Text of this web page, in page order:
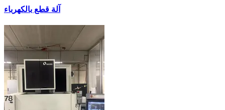
آلة قطع بالكهرباء